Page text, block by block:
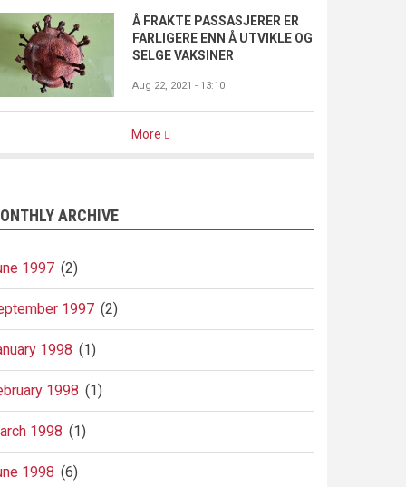
Å FRAKTE PASSASJERER ER
FARLIGERE ENN Å UTVIKLE OG
SELGE VAKSINER
Aug 22, 2021 - 13:10
More
ARCHIVE
1997 (2)
1997 (2)
1998 (1)
1998 (1)
1998 (1)
1998 (6)